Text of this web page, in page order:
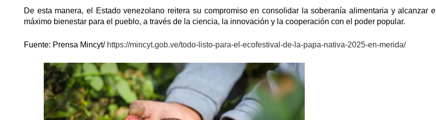
De esta manera, el Estado venezolano reitera su compromiso en consolidar la soberanía alimentaria y alcanzar el
máximo bienestar para el pueblo, a través de la ciencia, la innovación y la cooperación con el poder popular.
Fuente: Prensa Mincyt/ https://mincyt.gob.ve/todo-listo-para-el-ecofestival-de-la-papa-nativa-2025-en-merida/